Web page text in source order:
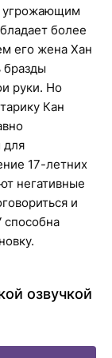
угрожающим
более
его жена Хан
бразды
руки. Но
Кан
для
17-летних
негативные
и
озвучкой